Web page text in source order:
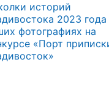
историй
2023 года
фотографиях на
«Порт